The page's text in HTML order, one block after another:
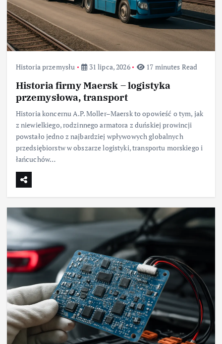
Historia przemysłu 31 lipca, 2026 17 minutes Read
Historia firmy Maersk – logistyka
przemysłowa, transport
Historia koncernu A.P. Moller–Maersk to opowieść o tym, jak
z niewielkiego, rodzinnego armatora z duńskiej prowincji
powstało jedno z najbardziej wpływowych globalnych
przedsiębiorstw w obszarze logistyki, transportu morskiego i
łańcuchów…